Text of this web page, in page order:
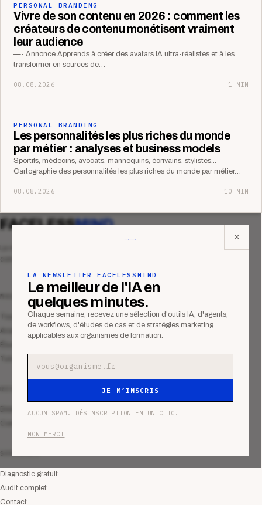
PERSONAL BRANDING
Vivre de son contenu en 2026 : comment les
créateurs de contenu monétisent vraiment
leur audience
—- Annonce Apprends à créer des avatars IA ultra-réalistes et à les
transformer en sources de…
08.08.2026 1 MIN
PERSONAL BRANDING
Les personnalités les plus riches du monde
par métier : analyses et business models
Sportifs, médecins, avocats, mannequins, écrivains, stylistes...
Cartographie des personnalités les plus riches du monde par métier…
08.08.2026 10 MIN
✕
LA NEWSLETTER FACELESSMIND
Le meilleur de l'IA en
quelques minutes.
Chaque semaine, recevez une sélection d'outils IA, d'agents,
de workflows, d'études de cas et de stratégies marketing
applicables aux organismes de formation.
JE M’INSCRIS
AUCUN SPAM. DÉSINSCRIPTION EN UN CLIC.
NON MERCI
FACELESSMIND
Le média qui mesurent la performance
commerciale des organismes de formation.
MAGAZINE
Tous les articles
Analyses
Tutoriels
RESSOURCES
Bibliothèque
Communauté
SERVICES
Diagnostic gratuit
Audit complet
Contact